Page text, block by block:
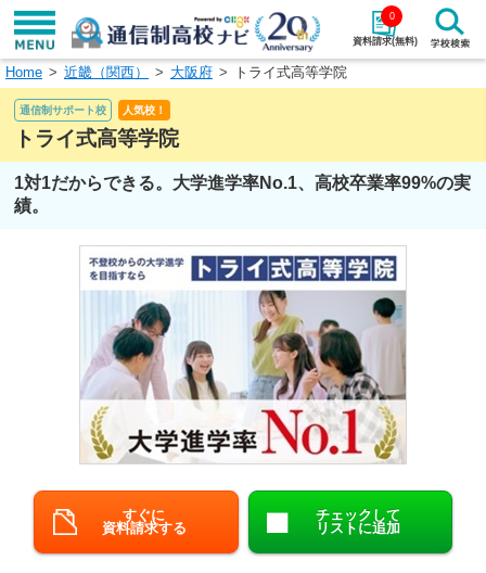
資料請求(無料)
0
学校名で探す
エリアから探す 特徴から探す
北海道・東北
北陸・甲信越
中国
九州・沖縄
閉じる
Home 近畿（関西） 大阪府 トライ式高等学院
通信制サポート校 人気校！
トライ式高等学院
1対1だからできる。大学進学率No.1、高校卒業率99%の実
績。
すぐに
資料請求する
チェックして
リストに追加